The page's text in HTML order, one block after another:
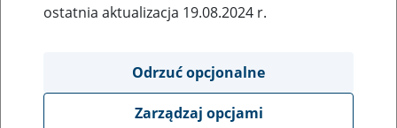
Szkolenia
Obszar merytoryczny
obsługa klientów
ostatnia aktualizacja 19.08.2024 r.
Odrzuć opcjonalne
Zarządzaj opcjami